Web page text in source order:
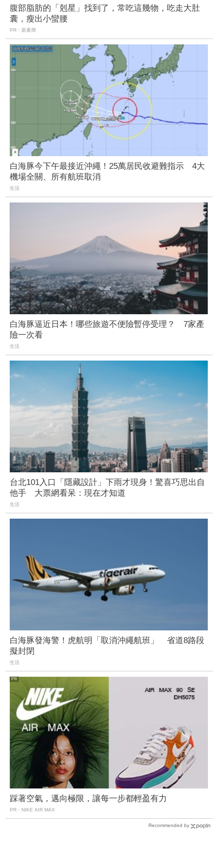
腹部脂肪的「剋星」找到了，常吃這幾物，吃走大肚
囊，瘦出小蠻腰
PR・新素簡
白海豚今下午最接近沖繩！25萬居民收避難指示 4大
機場全關、所有航班取消
生活
白海豚逼近日本！哪些旅遊不便險暫停受理？ 7家產
險一次看
生活
台北101入口「隱藏設計」下雨才現身！驚喜巧思出自
他手 大票網看呆：現在才知道
生活
白海豚發海警！虎航明「取消沖繩航班」 省道8路段
擬封閉
生活
踩著空氣，邁向極限，讓每一步都輕盈有力
PR・NIKE AIR MAX
Recommended by